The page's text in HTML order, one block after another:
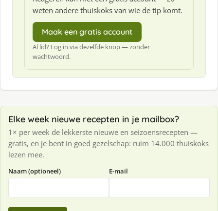
weten andere thuiskoks van wie de tip komt.
Maak een gratis account
Al lid? Log in via dezelfde knop — zonder
wachtwoord.
Elke week nieuwe recepten in je mailbox?
1× per week de lekkerste nieuwe en seizoensrecepten —
gratis, en je bent in goed gezelschap: ruim 14.000 thuiskoks
lezen mee.
Naam (optioneel) E-mail